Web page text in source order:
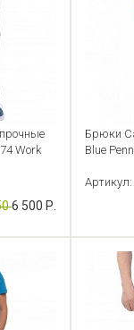
Work
6 500 Р.
Брюки
Blue